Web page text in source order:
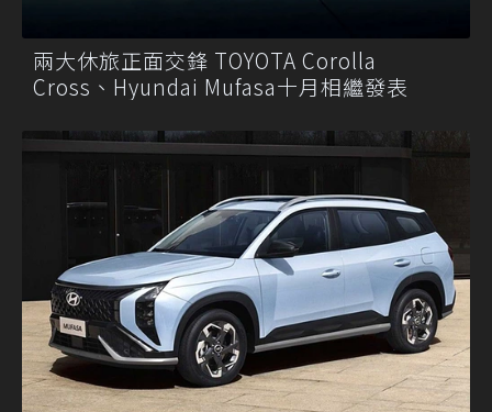
兩大休旅正面交鋒 TOYOTA Corolla
Cross、Hyundai Mufasa十月相繼發表